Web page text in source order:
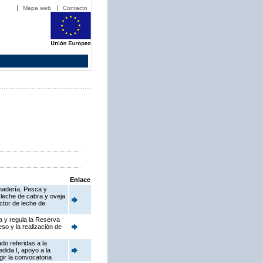
Mapa web Contacto
Enlace
Pesca y
de cabra y oveja
de leche de
y regula la Reserva
y la realización de
referidas a la
I, apoyo a la
la convocatoria